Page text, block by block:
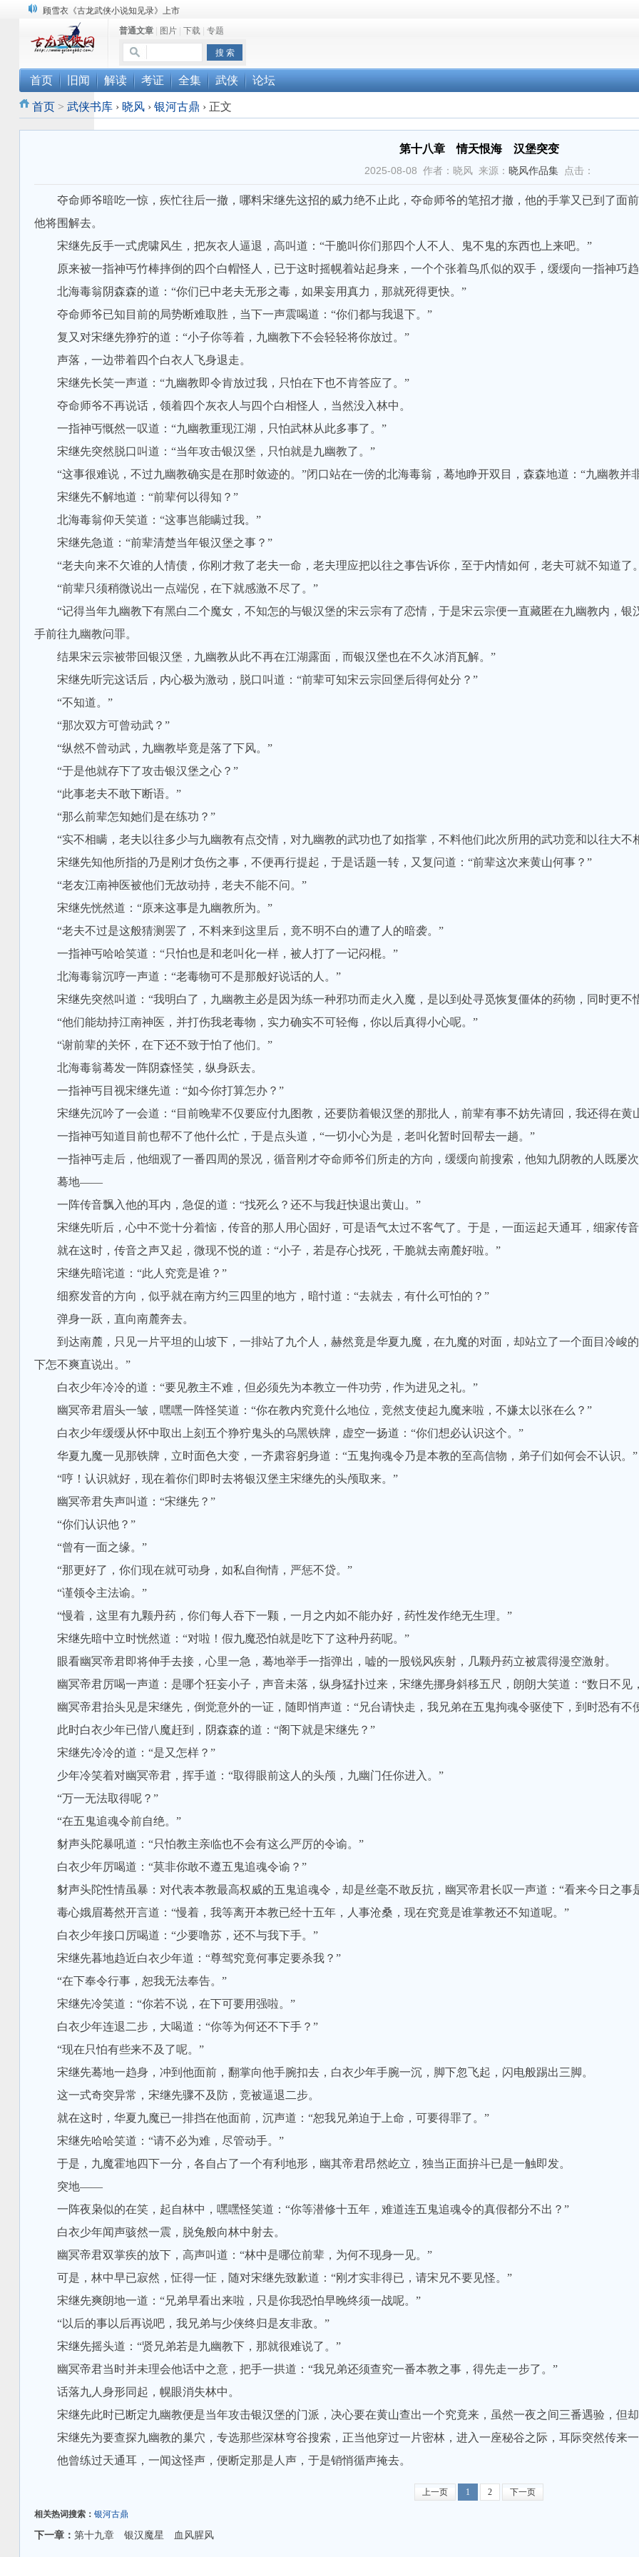
顾雪衣《古龙武侠小说知见录》上市
“武侠书库”查缺补漏活动圆满结束
《古龙小说原貌探究》修订版已上市
普通文章| 图片| 下载| 专题
首页 旧闻 解读 考证 全集 武侠 论坛
首页> 武侠书库 › 晓风 › 银河古鼎 ›正文
第十八章 情天恨海 汉堡突变
2025-08-08 作者：晓风 来源： 晓风作品集点击：
夺命师爷暗吃一惊，疾忙往后一撤，哪料宋继先这招的威力绝不止此，夺命师爷的笔招才撤，他的手掌又已到了面
他将围解去。
宋继先反手一式虎啸风生，把灰衣人逼退，高叫道：“干脆叫你们那四个人不人、鬼不鬼的东西也上来吧。”
原来被一指神丐竹棒摔倒的四个白帽怪人，已于这时摇幌着站起身来，一个个张着鸟爪似的双手，缓缓向一指神巧
北海毒翁阴森森的道：“你们已中老夫无形之毒，如果妄用真力，那就死得更快。”
夺命师爷已知目前的局势断难取胜，当下一声震喝道：“你们都与我退下。”
复又对宋继先狰狞的道：“小子你等着，九幽教下不会轻轻将你放过。”
声落，一边带着四个白衣人飞身退走。
宋继先长笑一声道：“九幽教即令肯放过我，只怕在下也不肯答应了。”
夺命师爷不再说话，领着四个灰衣人与四个白相怪人，当然没入林中。
一指神丐慨然一叹道：“九幽教重现江湖，只怕武林从此多事了。”
宋继先突然脱口叫道：“当年攻击银汉堡，只怕就是九幽教了。”
“这事很难说，不过九幽教确实是在那时敛迹的。”闭口站在一傍的北海毒翁，蓦地睁开双目，森森地道：“九幽教并
宋继先不解地道：“前辈何以得知？”
北海毒翁仰天笑道：“这事岂能瞒过我。”
宋继先急道：“前辈清楚当年银汉堡之事？”
“老夫向来不欠谁的人情债，你刚才救了老夫一命，老夫理应把以往之事告诉你，至于内情如何，老夫可就不知道了
“前辈只须稍微说出一点端倪，在下就感激不尽了。”
“记得当年九幽教下有黑白二个魔女，不知怎的与银汉堡的宋云宗有了恋情，于是宋云宗便一直藏匿在九幽教内，银
手前往九幽教问罪。
结果宋云宗被带回银汉堡，九幽教从此不再在江湖露面，而银汉堡也在不久冰消瓦解。”
宋继先听完这话后，内心极为激动，脱口叫道：“前辈可知宋云宗回堡后得何处分？”
“不知道。”
“那次双方可曾动武？”
“纵然不曾动武，九幽教毕竟是落了下风。”
“于是他就存下了攻击银汉堡之心？”
“此事老夫不敢下断语。”
“那么前辈怎知她们是在练功？”
“实不相瞒，老夫以往多少与九幽教有点交情，对九幽教的武功也了如指掌，不料他们此次所用的武功竞和以往大不
宋继先知他所指的乃是刚才负伤之事，不便再行提起，于是话题一转，又复问道：“前辈这次来黄山何事？”
“老友江南神医被他们无故动持，老夫不能不问。”
宋继先恍然道：“原来这事是九幽教所为。”
“老夫不过是这般猜测罢了，不料来到这里后，竟不明不白的遭了人的暗袭。”
一指神丐哈哈笑道：“只怕也是和老叫化一样，被人打了一记闷棍。”
北海毒翁沉哼一声道：“老毒物可不是那般好说话的人。”
宋继先突然叫道：“我明白了，九幽教主必是因为练一种邪功而走火入魔，是以到处寻觅恢复僵体的药物，同时更不
“他们能劫持江南神医，并打伤我老毒物，实力确实不可轻侮，你以后真得小心呢。”
“谢前辈的关怀，在下还不致于怕了他们。”
北海毒翁蓦发一阵阴森怪笑，纵身跃去。
一指神丐目视宋继先道：“如今你打算怎办？”
宋继先沉吟了一会道：“目前晚辈不仅要应付九图教，还要防着银汉堡的那批人，前辈有事不妨先请回，我还得在黄
一指神丐知道目前也帮不了他什么忙，于是点头道，“一切小心为是，老叫化暂时回帮去一趟。”
一指神丐走后，他细观了一番四周的景况，循音刚才夺命师爷们所走的方向，缓缓向前搜索，他知九阴教的人既屡
蓦地——
一阵传音飘入他的耳内，急促的道：“找死么？还不与我赶快退出黄山。”
宋继先听后，心中不觉十分着恼，传音的那人用心固好，可是语气太过不客气了。于是，一面运起天通耳，细家传
就在这时，传音之声又起，微现不悦的道：“小子，若是存心找死，干脆就去南麓好啦。”
宋继先暗诧道：“此人究竞是谁？”
细察发音的方向，似乎就在南方约三四里的地方，暗忖道：“去就去，有什么可怕的？”
弹身一跃，直向南麓奔去。
到达南麓，只见一片平坦的山坡下，一排站了九个人，赫然竟是华夏九魔，在九魔的对面，却站立了一个面目冷峻
下怎不爽直说出。”
白衣少年冷冷的道：“要见教主不难，但必须先为本教立一件功劳，作为进见之礼。”
幽冥帝君眉头一皱，嘿嘿一阵怪笑道：“你在教内究竟什么地位，竞然支使起九魔来啦，不嫌太以张在么？”
白衣少年缓缓从怀中取出上刻五个狰狞鬼头的乌黑铁牌，虚空一扬道：“你们想必认识这个。”
华夏九魔一见那铁牌，立时面色大变，一齐肃容躬身道：“五鬼拘魂令乃是本教的至高信物，弟子们如何会不认识。”
“哼！认识就好，现在着你们即时去将银汉堡主宋继先的头颅取来。”
幽冥帝君失声叫道：“宋继先？”
“你们认识他？”
“曾有一面之缘。”
“那更好了，你们现在就可动身，如私自徇情，严惩不贷。”
“谨领令主法谕。”
“慢着，这里有九颗丹药，你们每人吞下一颗，一月之内如不能办好，药性发作绝无生理。”
宋继先暗中立时恍然道：“对啦！假九魔恐怕就是吃下了这种丹药呢。”
眼看幽冥帝君即将伸手去接，心里一急，蓦地举手一指弹出，嘘的一股锐风疾射，几颗丹药立被震得漫空激射。
幽冥帝君厉喝一声道：是哪个狂妄小子，声音未落，纵身猛扑过来，宋继先挪身斜移五尺，朗朗大笑道：“数日不见
幽冥帝君抬头见是宋继先，倒觉意外的一证，随即悄声道：“兄台请快走，我兄弟在五鬼拘魂令驱使下，到时恐有不
此时白衣少年已偕八魔赶到，阴森森的道：“阁下就是宋继先？”
宋继先冷冷的道：“是又怎样？”
少年冷笑着对幽冥帝君，挥手道：“取得眼前这人的头颅，九幽门任你进入。”
“万一无法取得呢？”
“在五鬼追魂令前自绝。”
豺声头陀暴吼道：“只怕教主亲临也不会有这么严厉的令谕。”
白衣少年厉喝道：“莫非你敢不遵五鬼追魂令谕？”
豺声头陀性情虽暴：对代表本教最高权威的五鬼追魂令，却是丝毫不敢反抗，幽冥帝君长叹一声道：“看来今日之事
毒心娥眉蓦然开言道：“慢着，我等离开本教已经十五年，人事沧桑，现在究竟是谁掌教还不知道呢。”
白衣少年接口厉喝道：“少要噜苏，还不与我下手。”
宋继先暮地趋近白衣少年道：“尊驾究竟何事定要杀我？”
“在下奉令行事，恕我无法奉告。”
宋继先冷笑道：“你若不说，在下可要用强啦。”
白衣少年连退二步，大喝道：“你等为何还不下手？”
“现在只怕有些来不及了呢。”
宋继先蓦地一趋身，冲到他面前，翻掌向他手腕扣去，白衣少年手腕一沉，脚下忽飞起，闪电般踢出三脚。
这一式奇突异常，宋继先骤不及防，竞被逼退二步。
就在这时，华夏九魔已一排挡在他面前，沉声道：“恕我兄弟迫于上命，可要得罪了。”
宋继先哈哈笑道：“请不必为难，尽管动手。”
于是，九魔霍地四下一分，各自占了一个有利地形，幽其帝君昂然屹立，独当正面拚斗已是一触即发。
突地——
一阵夜枭似的在笑，起自林中，嘿嘿怪笑道：“你等潜修十五年，难道连五鬼追魂令的真假都分不出？”
白衣少年闻声骇然一震，脱兔般向林中射去。
幽冥帝君双掌疾的放下，高声叫道：“林中是哪位前辈，为何不现身一见。”
可是，林中早已寂然，怔得一怔，随对宋继先致歉道：“刚才实非得已，请宋兄不要见怪。”
宋继先爽朗地一道：“兄弟早看出来啦，只是你我恐怕早晚终须一战呢。”
“以后的事以后再说吧，我兄弟与少侠终归是友非敌。”
宋继先摇头道：“贤兄弟若是九幽教下，那就很难说了。”
幽冥帝君当时并未理会他话中之意，把手一拱道：“我兄弟还须查究一番本教之事，得先走一步了。”
话落九人身形同起，幌眼消失林中。
宋继先此时已断定九幽教便是当年攻击银汉堡的门派，决心要在黄山查出一个究竟来，虽然一夜之间三番遇验，但
宋继先为要查探九幽教的巢穴，专选那些深林穹谷搜索，正当他穿过一片密林，进入一座秘谷之际，耳际突然传来
他曾练过天通耳，一闻这怪声，便断定那是人声，于是销悄循声掩去。
上一页 1 2 下一页
相关热词搜索： 银河古鼎
下一章： 第十九章 银汉魔星 血风腥风